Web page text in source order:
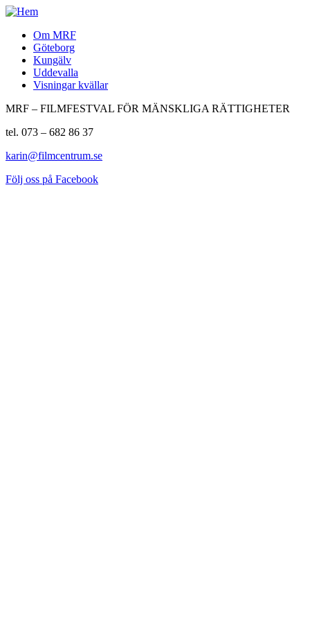
Om MRF
Göteborg
Kungälv
Uddevalla
Visningar kvällar
MRF – FILMFESTVAL FÖR MÄNSKLIGA RÄTTIGHETER
tel. 073 – 682 86 37
karin@filmcentrum.se
Följ oss på Facebook